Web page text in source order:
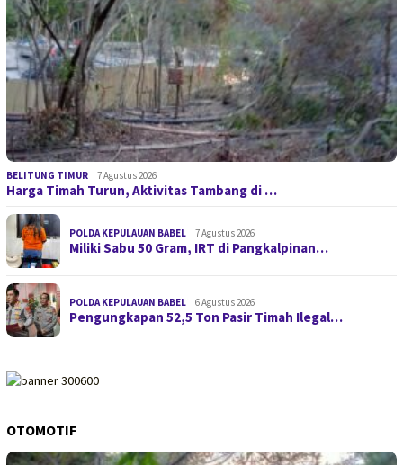
BELITUNG TIMUR 7 Agustus 2026
Harga Timah Turun, Aktivitas Tambang di …
POLDA KEPULAUAN BABEL 7 Agustus 2026
Miliki Sabu 50 Gram, IRT di Pangkalpinan…
POLDA KEPULAUAN BABEL 6 Agustus 2026
Pengungkapan 52,5 Ton Pasir Timah Ilegal…
OTOMOTIF